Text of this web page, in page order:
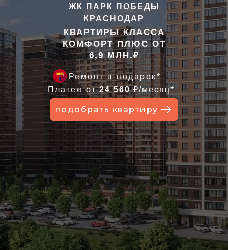
КВАРТИРЫ КЛАССА
КОМФОРТ ПЛЮС ОТ
6,9МЛН.₽
ЖК ПАРК ПОБЕДЫ
КРАСНОДАР
подобрать квартиру
Ремонт в подарок*
Платеж от24 560₽/месяц*